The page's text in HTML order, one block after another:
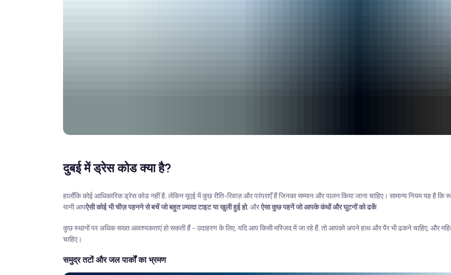
दुबई में ड्रेस कोड क्या है?
हालाँकि कोई आधिकारिक ड्रेस कोड नहीं है, लेकिन यूएई में कुछ रीति-रिवाज़ और परंपराएँ हैं जिनका सम्मान और पालन किया जाना चाहिए। सामान्य नियम यह है
यानी आपऐसी कोई भी चीज़ पहनने से बचें जो बहुत ज़्यादा टाइट या खुली हुई हो, औरऐसा कुछ पहनें जो आपके कंधों और घुटनों को ढकें.
कुछ स्थानों पर अधिक सख्त आवश्यकताएं हो सकती हैं - उदाहरण के लिए, यदि आप किसी मस्जिद में जा रहे हैं, तो आपको अपने हाथ और पैर भी ढकने चाहिए, और
चाहिए।
समुद्र तटों और जल पार्कों का भ्रमण